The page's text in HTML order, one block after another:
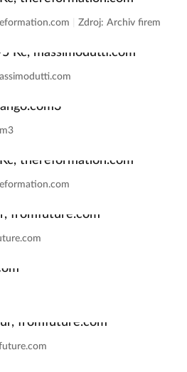
Zdroj: Archiv firem